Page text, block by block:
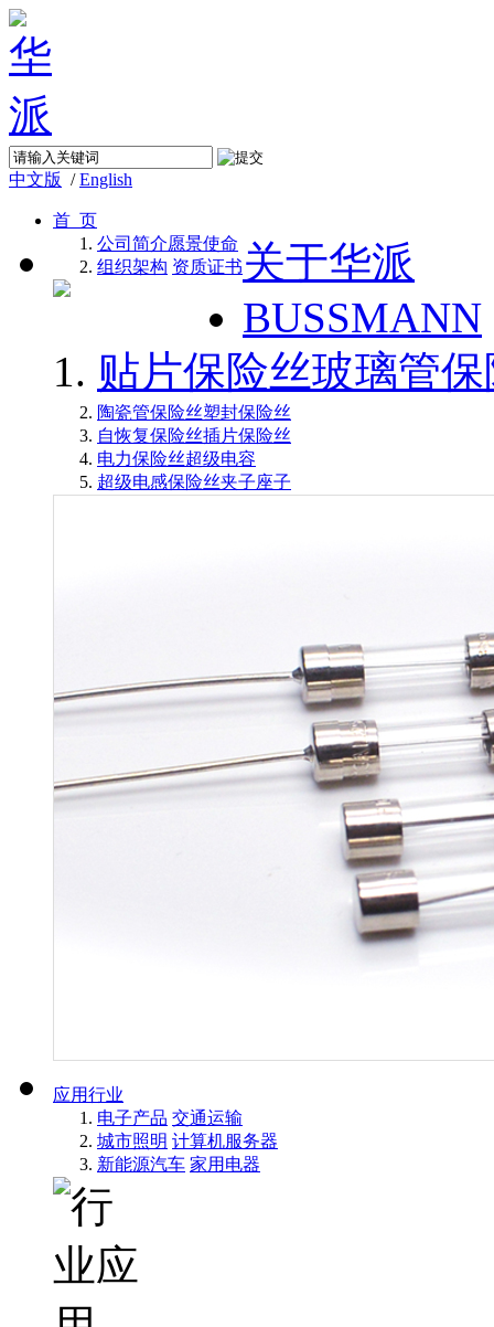
中文版 /English
首 页
关于华派
公司简介愿景使命
组织架构 资质证书
BUSSMANN
贴片保险丝玻璃管
陶瓷管保险丝塑封保险丝
自恢复保险丝插片保险丝
电力保险丝超级电容
超级电感保险丝夹子座子
应用行业
电子产品 交通运输
城市照明 计算机服务器
新能源汽车 家用电器